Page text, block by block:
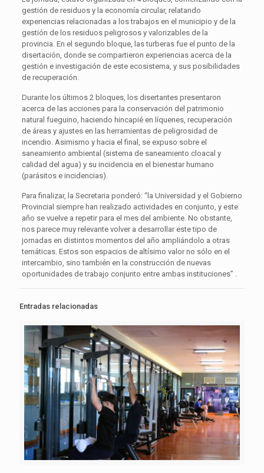
gestión de residuos y la economía circular, relatando
experiencias relacionadas a los trabajos en el municipio y de la
gestión de los residuos peligrosos y valorizables de la
provincia. En el segundo bloque, las turberas fue el punto de la
disertación, donde se compartieron experiencias acerca de la
gestión e investigación de este ecosistema, y sus posibilidades
de recuperación.
Durante los últimos 2 bloques, los disertantes presentaron
acerca de las acciones para la conservación del patrimonio
natural fueguino, haciendo hincapié en líquenes, recuperación
de áreas y ajustes en las herramientas de peligrosidad de
incendio. Asimismo y hacia el final, se expuso sobre el
saneamiento ambiental (sistema de saneamiento cloacal y
calidad del agua) y su incidencia en el bienestar humano
(parásitos e incidencias).
Para finalizar, la Secretaria ponderó: “la Universidad y el Gobierno
Provincial siempre han realizado actividades en conjunto, y este
año se vuelve a repetir para el mes del ambiente. No obstante,
nos parece muy relevante volver a desarrollar este tipo de
jornadas en distintos momentos del año ampliándolo a otras
temáticas. Estos son espacios de altísimo valor no sólo en el
intercambio, sino también en la construcción de nuevas
oportunidades de trabajo conjunto entre ambas instituciones” .
Entradas relacionadas